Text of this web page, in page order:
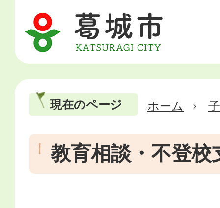
現在のページ ホーム
教育相談・不登校